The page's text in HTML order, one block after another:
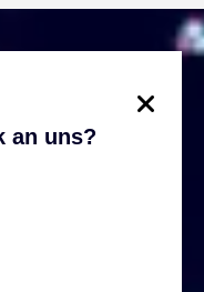
an uns?